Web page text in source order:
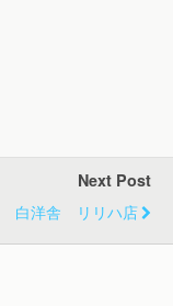
Next Post
白洋舎 リリハ店